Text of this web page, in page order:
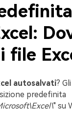
file
autosalvati?
predefinita
" su